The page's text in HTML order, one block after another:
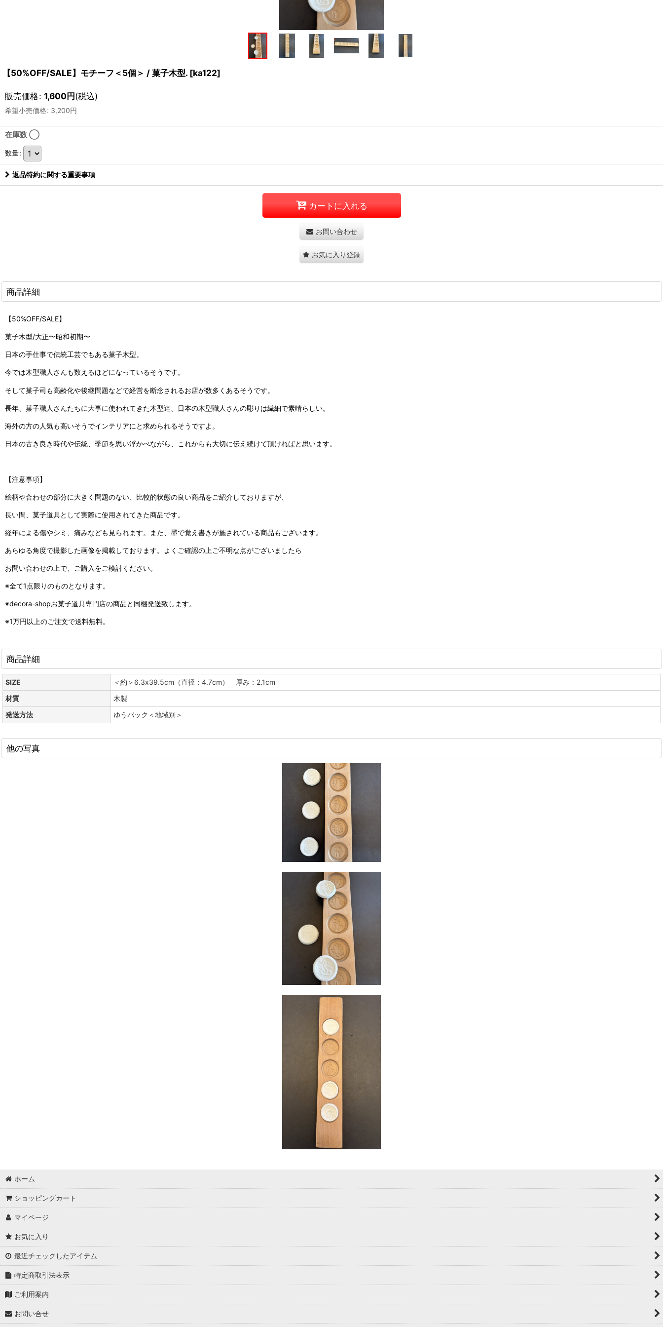
【50%OFF/SALE】モチーフ＜5個＞ / 菓子木型. [ka122]
販売価格: 1,600円(税込)
希望小売価格: 3,200円
在庫数 ◯
数量:
返品特約に関する重要事項
カートに入れる
お問い合わせ
お気に入り登録
商品詳細
【50%OFF/SALE】
菓子木型/大正〜昭和初期〜
日本の手仕事で伝統工芸でもある菓子木型。
今では木型職人さんも数えるほどになっているそうです。
そして菓子司も高齢化や後継問題などで経営を断念されるお店が数多くあるそうです。
長年、菓子職人さんたちに大事に使われてきた木型達、日本の木型職人さんの彫りは繊細で素晴らしい。
海外の方の人気も高いそうでインテリアにと求められるそうですよ。
日本の古き良き時代や伝統、季節を思い浮かべながら、これからも大切に伝え続けて頂ければと思います。
【注意事項】
絵柄や合わせの部分に大きく問題のない、比較的状態の良い商品をご紹介しておりますが、
長い間、菓子道具として実際に使用されてきた商品です。
経年による傷やシミ、痛みなども見られます。また、墨で覚え書きが施されている商品もございます。
あらゆる角度で撮影した画像を掲載しております。よくご確認の上ご不明な点がございましたら
お問い合わせの上で、ご購入をご検討ください。
※全て1点限りのものとなります。
※decora-shopお菓子道具専門店の商品と同梱発送致します。
※1万円以上のご注文で送料無料。
商品詳細
SIZE
＜約＞6.3x39.5cm（直径：4.7cm） 厚み：2.1cm
材質
木製
発送方法
ゆうパック＜地域別＞
他の写真
ホーム
ショッピングカート
マイページ
お気に入り
最近チェックしたアイテム
特定商取引法表示
ご利用案内
お問い合せ